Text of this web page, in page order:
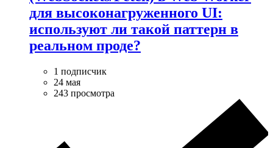
для высоконагруженного UI:
используют ли такой паттерн в
реальном проде?
1 подписчик
24 мая
243 просмотра